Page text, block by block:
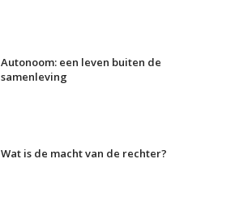
Autonoom: een leven buiten de
samenleving
Wat is de macht van de rechter?